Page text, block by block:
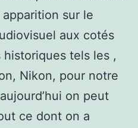
sur le
aux cotés
historiques tels les ,
Nikon, pour notre
on peut
ce dont on a